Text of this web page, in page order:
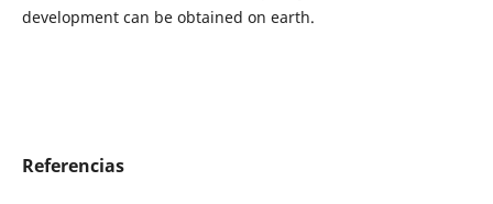
development can be obtained on earth.
Referencias